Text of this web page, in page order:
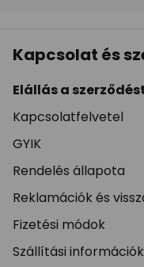
Kapcsolat és
Elállás a
Kapcsolatfelvetel
GYIK
Rendelés állapota
Reklamációk és
Fizetési módok
Szállítási információk